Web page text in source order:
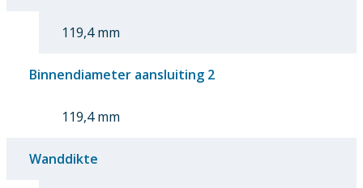
119,4 mm
Binnendiameter aansluiting 2
119,4 mm
Wanddikte